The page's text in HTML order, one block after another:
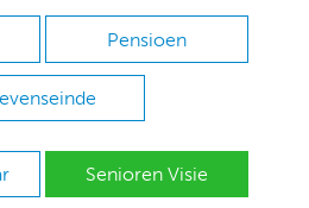
Pensioen
Senioren Visie